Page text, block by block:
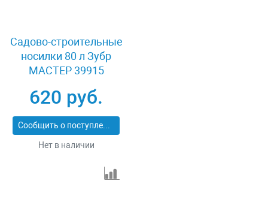
Садово-строительные
носилки 80 л Зубр
МАСТЕР 39915
620 руб.
Сообщить о поступлении
Нет в наличии